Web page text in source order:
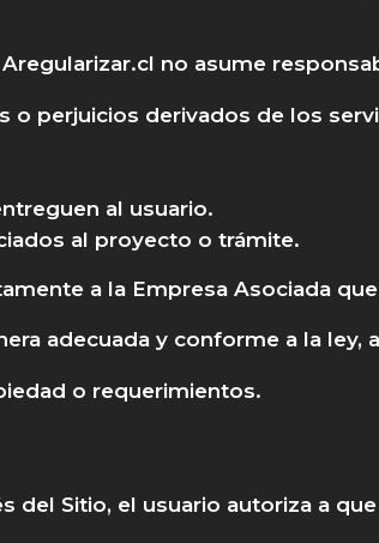
no asume
o perjuicios derivados de los
al usuario.
al proyecto o trámite.
a la Empresa Asociada
adecuada y conforme a la ley,
o requerimientos.
del Sitio, el usuario autoriza a